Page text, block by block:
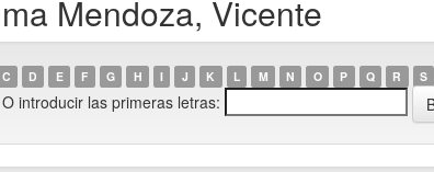
Mendoza, Vicente
C D E F G H I J K L M N O P Q R S
O introducir las primeras letras: